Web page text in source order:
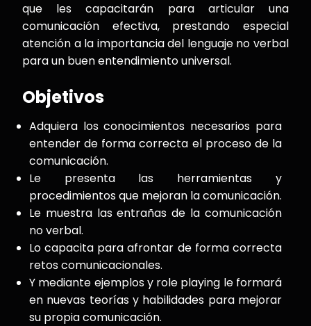
que les capacitarán para articular una
comunicación efectiva, prestando especial
atención a la importancia del lenguaje no verbal
para un buen entendimiento universal.
Objetivos
Adquiera los conocimientos necesarios para
entender de forma correcta el proceso de la
comunicación.
Le presenta las herramientas y
procedimientos que mejoran la comunicación.
Le muestra las entrañas de la comunicación
no verbal.
Lo capacita para afrontar de forma correcta
retos comunicacionales.
Y mediante ejemplos y role playing le formará
en nuevas teorías y habilidades para mejorar
su propia comunicación.